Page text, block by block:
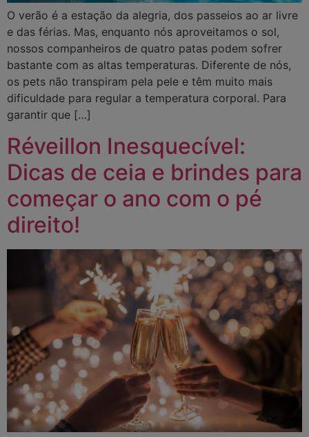
O verão é a estação da alegria, dos passeios ao ar livre
e das férias. Mas, enquanto nós aproveitamos o sol,
nossos companheiros de quatro patas podem sofrer
bastante com as altas temperaturas. Diferente de nós,
os pets não transpiram pela pele e têm muito mais
dificuldade para regular a temperatura corporal. Para
garantir que […]
Réveillon Inesquecível:
Dicas de ceia e brindes para
começar o ano com o pé
direito!